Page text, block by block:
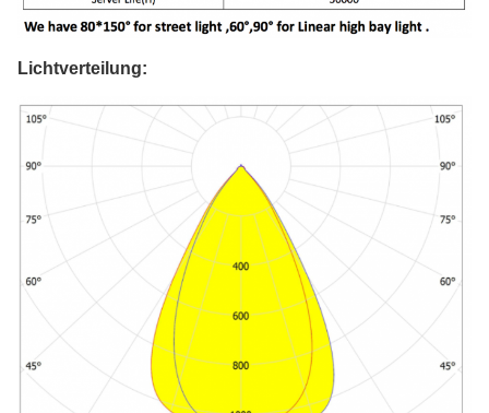
Lichtverteilung: